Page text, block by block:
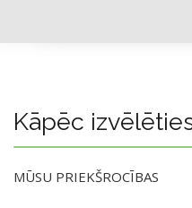
Kāpēc
MŪSU PRIEKŠROCĪBAS